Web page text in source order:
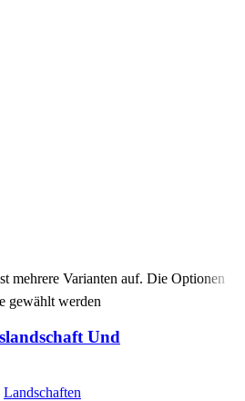
mehrere Varianten auf. Die Optionen
gewählt werden
Und
Landschaften